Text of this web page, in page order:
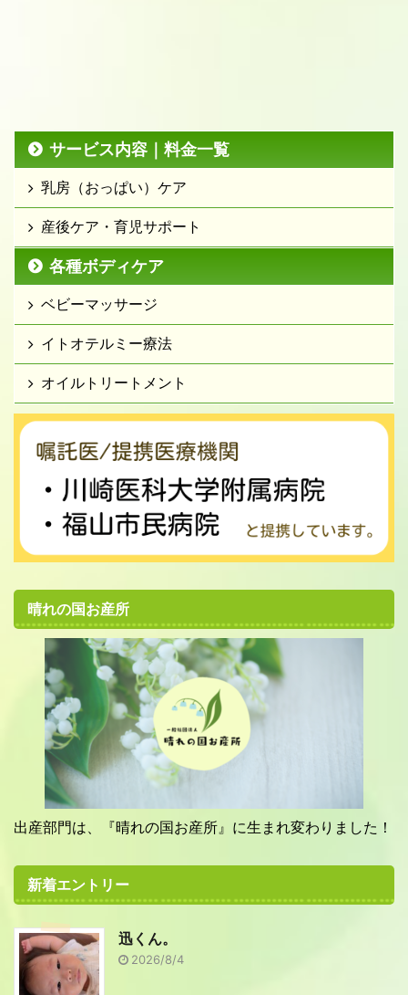
サービス内容｜料金一覧
乳房（おっぱい）ケア
産後ケア・育児サポート
各種ボディケア
ベビーマッサージ
イトオテルミー療法
オイルトリートメント
晴れの国お産所
出産部門は、『晴れの国お産所』に生まれ変わりました！
新着エントリー
迅くん。
2026/8/4